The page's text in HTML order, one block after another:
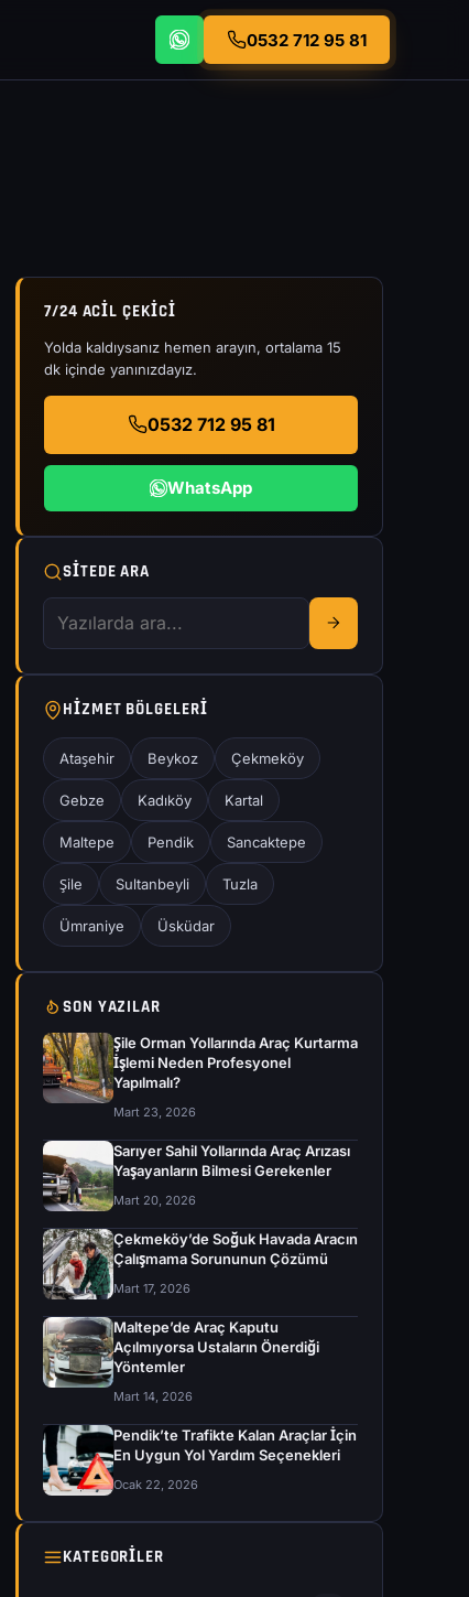
0532 712 95 81
7/24 ACIL ÇEKICI
Yolda kaldıysanız hemen arayın, ortalama 15
dk içinde yanınızdayız.
0532 712 95 81
WhatsApp
SITEDE ARA
HIZMET BÖLGELERI
Ataşehir Beykoz Çekmeköy
Gebze Kadıköy Kartal
Maltepe Pendik Sancaktepe
Şile Sultanbeyli Tuzla
Ümraniye Üsküdar
SON YAZILAR
Şile Orman Yollarında Araç Kurtarma
İşlemi Neden Profesyonel
Yapılmalı?
Mart 23, 2026
Sarıyer Sahil Yollarında Araç Arızası
Yaşayanların Bilmesi Gerekenler
Mart 20, 2026
Çekmeköy’de Soğuk Havada Aracın
Çalışmama Sorununun Çözümü
Mart 17, 2026
Maltepe’de Araç Kaputu
Açılmıyorsa Ustaların Önerdiği
Yöntemler
Mart 14, 2026
Pendik’te Trafikte Kalan Araçlar İçin
En Uygun Yol Yardım Seçenekleri
Ocak 22, 2026
KATEGORILER